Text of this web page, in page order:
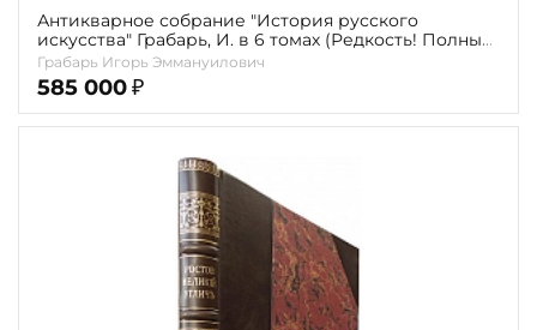
Тиснение
Цвет
Пол и возраст
Антикварное собрание "История русского
искусства" Грабарь, И. в 6 томах (Редкость! Полный
комплект с 4-м томом! 1910- 1913)
Грабарь Игорь Эммануилович
585 000 ₽